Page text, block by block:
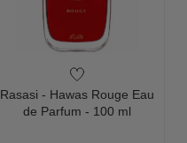
Rasasi - Hawas Rouge Eau
de Parfum - 100 ml